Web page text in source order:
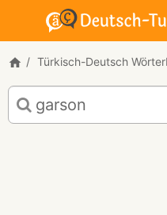
Türkisch-Deutsch
Türkisch-
Deutsch
Übersetzung